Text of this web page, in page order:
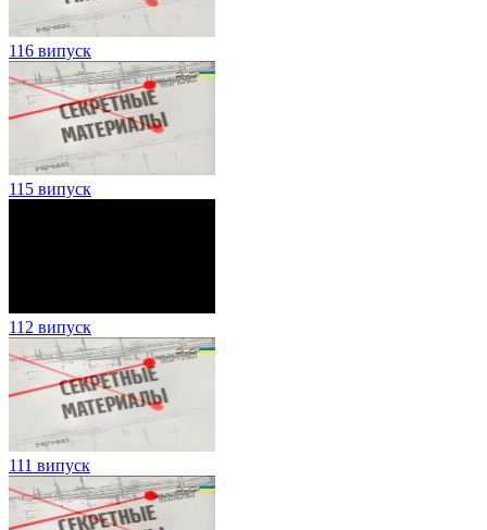
116 випуск
115 випуск
112 випуск
111 випуск